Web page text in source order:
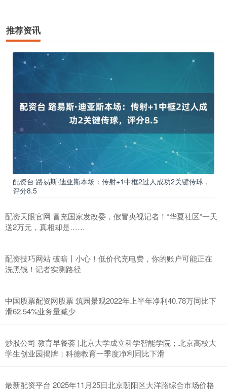
推荐资讯
配资台 路易斯·迪亚斯本场：传射+1中框2过人成功2关键传球，
评分8.5
配资天眼官网 冒充国家发改委，假冒央视记者！“华夏社区”一天
送2万元，真相却是……
配资技巧网站 破暗丨小心！低价代充电费，你的账户可能正在
洗黑钱！记者实测路径
中国股票配资网股票 筑园景观2022年上半年净利40.78万同比下
滑62.54%业务量减少
炒股公司 教育早餐荟 |北京大学成立科学智能学院；北京高校大
学生创业园揭牌；科德教育一季度净利同比下滑
最新配资平台 2025年11月25日北京朝阳区大洋路综合市场价格